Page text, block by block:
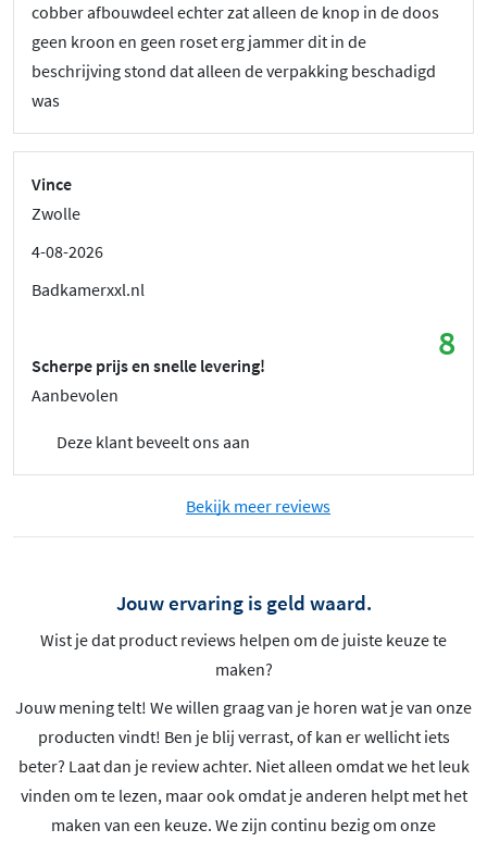
cobber afbouwdeel echter zat alleen de knop in de doos
geen kroon en geen roset erg jammer dit in de
beschrijving stond dat alleen de verpakking beschadigd
was
Vince
Zwolle
4-08-2026
Badkamerxxl.nl
8
Scherpe prijs en snelle levering!
Aanbevolen
Deze klant beveelt ons aan
Bekijk meer reviews
Jouw ervaring is geld waard.
Wist je dat product reviews helpen om de juiste keuze te
maken?
Jouw mening telt! We willen graag van je horen wat je van onze
producten vindt! Ben je blij verrast, of kan er wellicht iets
beter? Laat dan je review achter. Niet alleen omdat we het leuk
vinden om te lezen, maar ook omdat je anderen helpt met het
maken van een keuze. We zijn continu bezig om onze